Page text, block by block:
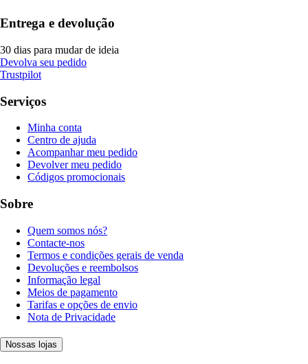
Entrega e devolução
30 dias para mudar de ideia
Devolva seu pedido
Trustpilot
Serviços
Minha conta
Centro de ajuda
Acompanhar meu pedido
Devolver meu pedido
Códigos promocionais
Sobre
Quem somos nós?
Contacte-nos
Termos e condições gerais de venda
Devoluções e reembolsos
Informação legal
Meios de pagamento
Tarifas e opções de envio
Nota de Privacidade
Nossas lojas